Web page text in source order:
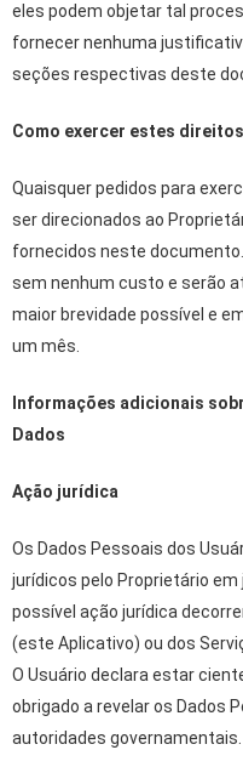
eles podem objetar tal
fornecer nenhuma
seções respectivas deste
Como exercer estes direitos
Quaisquer pedidos para
ser direcionados ao
fornecidos neste
sem nenhum custo e serão
maior brevidade possível e
um mês.
Informações adicionais
Dados
Ação jurídica
Os Dados Pessoais dos
jurídicos pelo Proprietário
possível ação jurídica
(este Aplicativo) ou dos
O Usuário declara estar
obrigado a revelar os Dados
autoridades governamentais.